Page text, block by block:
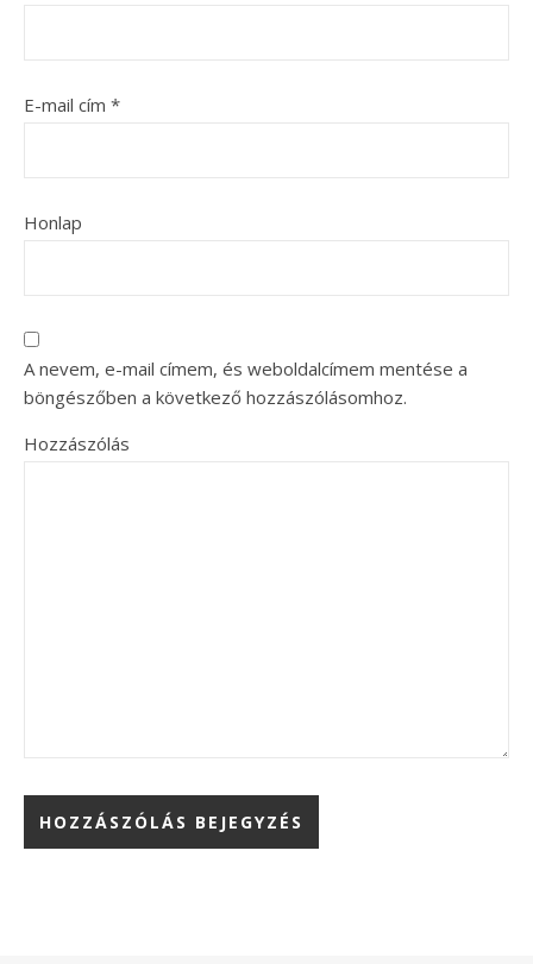
E-mail cím *
Honlap
A nevem, e-mail címem, és weboldalcímem mentése a
böngészőben a következő hozzászólásomhoz.
Hozzászólás